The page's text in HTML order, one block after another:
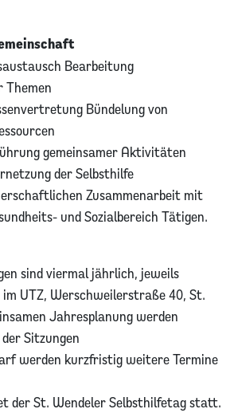
Bearbeitung
Themen
Bündelung von
gemeinsamer Aktivitäten
der Selbsthilfe
Zusammenarbeit mit
und Sozialbereich Tätigen.
sind viermal jährlich, jeweils
UTZ, Werschweilerstraße 40, St.
Jahresplanung werden
Sitzungen
werden kurzfristig weitere Termine
der St. Wendeler Selbsthilfetag statt.